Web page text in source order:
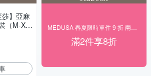
】亞麻
（M-X
裝 涼
滿2件享8折